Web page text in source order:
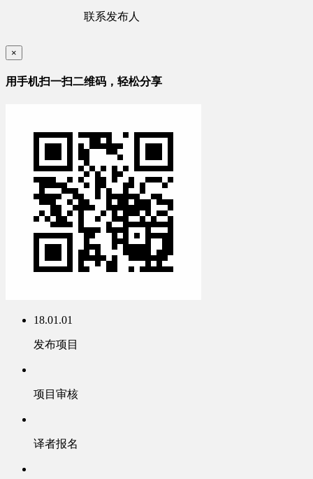
联系发布人
×
用手机扫一扫二维码，轻松分享
18.01.01
发布项目
项目审核
译者报名